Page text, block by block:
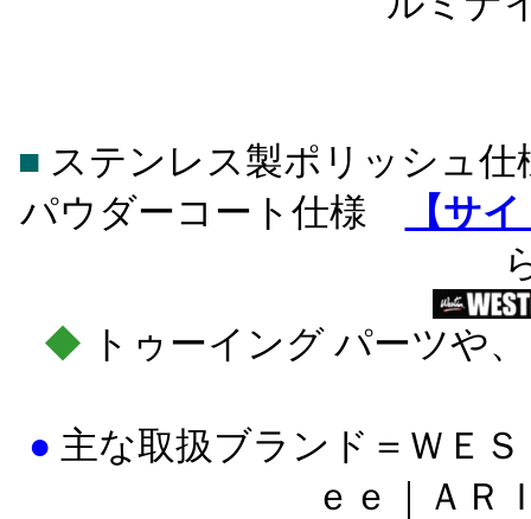
■ ステンレス製ポリッシュ
パウダーコート仕様
【サ
◆ トゥーイング パーツや
● 主な取扱ブランド＝ ＷＥ
ｅｅ｜ＡＲ